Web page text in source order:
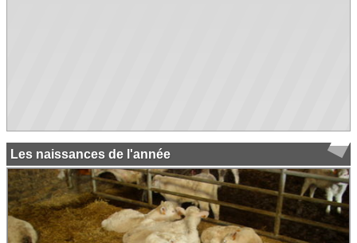
Les naissances de l'année